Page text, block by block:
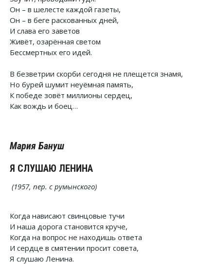
Он – в шелесте каждой газеты,
Он – в беге раскованных дней,
И слава его заветов
Живёт, озарённая светом
Бессмертных его идей.
В безветрии скорби сегодня не плещется знамя,
Но бурей шумит неуёмная память,
К победе зовёт миллионы сердец,
Как вождь и боец…
Мария Бануш
Я СЛУШАЮ ЛЕНИНА
(1957, пер. с румынского)
Когда нависают свинцовые тучи
И наша дорога становится круче,
Когда на вопрос не находишь ответа
И сердце в смятении просит совета,
Я слушаю Ленина.